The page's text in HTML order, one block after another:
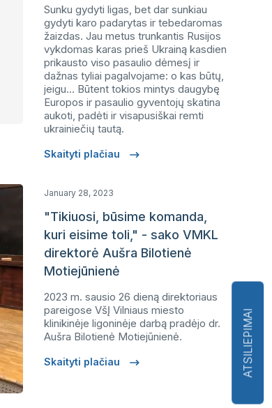
Sunku gydyti ligas, bet dar sunkiau
gydyti karo padarytas ir tebedaromas
žaizdas. Jau metus trunkantis Rusijos
vykdomas karas prieš Ukrainą kasdien
prikausto viso pasaulio dėmesį ir
dažnas tyliai pagalvojame: o kas būtų,
jeigu… Būtent tokios mintys daugybę
Europos ir pasaulio gyventojų skatina
aukoti, padėti ir visapusiškai remti
ukrainiečių tautą.
Skaityti plačiau
January 28, 2023
"Tikiuosi, būsime komanda,
kuri eisime toli," - sako VMKL
direktorė Aušra Bilotienė
Motiejūnienė
2023 m. sausio 26 dieną direktoriaus
pareigose VšĮ Vilniaus miesto
klinikinėje ligoninėje darbą pradėjo dr.
Aušra Bilotienė Motiejūnienė.
Skaityti plačiau ATSILIEPIMAI